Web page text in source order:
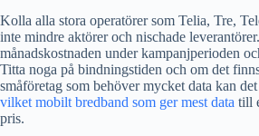
Kolla alla stora operatörer som Telia, Tre,
inte mindre aktörer och nischade
månadskostnaden under kampanjperioden
Titta noga på bindningstiden och om det
småföretag som behöver mycket data kan
vilket mobilt bredband som ger mest data till
pris.